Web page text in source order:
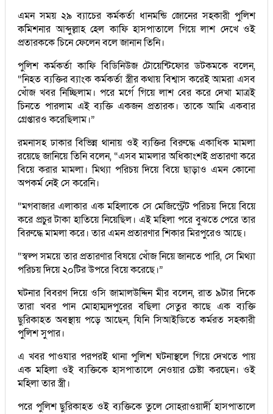
এমন সময় ২৯ ব্যাচের কর্মকর্তা ধানমন্ডি জোনের সহকারী পুলিশ
কমিশনার আব্দুল্লাহ হেল কাফি হাসপাতালে গিয়ে লাশ দেখে ওই
প্রতারককে চিনে ফেলেন বলে জানান তিনি।
পুলিশ কর্মকর্তা কাফি বিডিনিউজ টোয়েন্টিফোর ডটকমকে বলেন,
“নিহত ব্যক্তির ব্যাংক কর্মকর্তা স্ত্রীর কথায় বিশ্বাস করেই আমরা এসব
খোঁজ খবর নিচ্ছিলাম। পরে মর্গে গিয়ে লাশ বের করে দেখা মাত্রই
চিনতে পারলাম এই ব্যক্তি একজন প্রতারক। তাকে আমি একবার
গ্রেপ্তারও করেছিলাম।”
রমনাসহ ঢাকার বিভিন্ন থানায় ওই ব্যক্তির বিরুদ্ধে একাধিক মামলা
রয়েছে জানিয়ে তিনি বলেন, “এসব মামলার অধিকাংশই প্রতারণা করে
বিয়ে করার মামলা। মিথ্যা পরিচয় দিয়ে বিয়ে ছাড়াও এমন কোনো
অপকর্ম নেই সে করেনি।
“মগবাজার এলাকার এক মহিলাকে সে মেজিস্ট্রেট পরিচয় দিয়ে বিয়ে
করে প্রচুর টাকা হাতিয়ে নিয়েছিল। এই মহিলা পরে বুঝতে পেরে তার
বিরুদ্ধে মামলা করে। তার এমন প্রতারণার শিকার মিরপুরেও আছে।
“স্বল্প সময়ে তার প্রতারণার বিষয়ে খোঁজ নিয়ে জানতে পারি, সে মিথ্যা
পরিচয় দিয়ে ২০টির উপরে বিয়ে করেছে।”
ঘটনার বিবরণ দিয়ে ওসি জামালউদ্দিন মীর বলেন, রাত ৯টার দিকে
তারা খবর পান মোহাম্মদপুরের বছিলা সেতুর কাছে এক ব্যক্তি
ছুরিকাহত অবস্থায় পড়ে আছেন, যিনি সিআইডিতে কর্মরত সহকারী
পুলিশ সুপার।
এ খবর পাওযার পরপরই থানা পুলিশ ঘটনাস্থলে গিয়ে দেখতে পায়
এক মহিলা ওই ব্যক্তিকে হাসপাতালে নেওয়ার চেষ্টা করছেন। ওই
মহিলা তার স্ত্রী।
পরে পুলিশ ছুরিকাহত ওই ব্যক্তিকে তুলে সোহরাওয়ার্দী হাসপাতালে